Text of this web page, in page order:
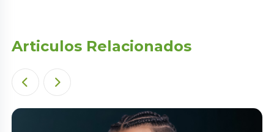
Articulos Relacionados